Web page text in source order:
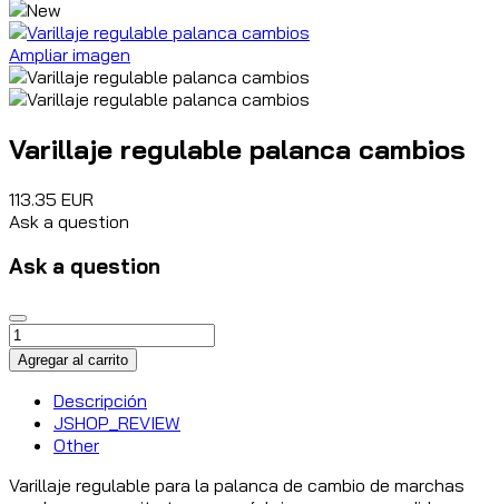
Ampliar imagen
Varillaje regulable palanca cambios
113.35 EUR
Ask a question
Ask a question
Descripción
JSHOP_REVIEW
Other
Varillaje regulable para la palanca de cambio de marchas